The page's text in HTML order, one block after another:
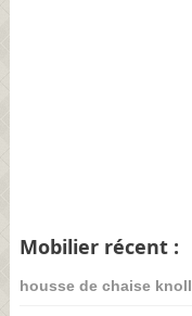
Mobilier récent :
housse de chaise knoll